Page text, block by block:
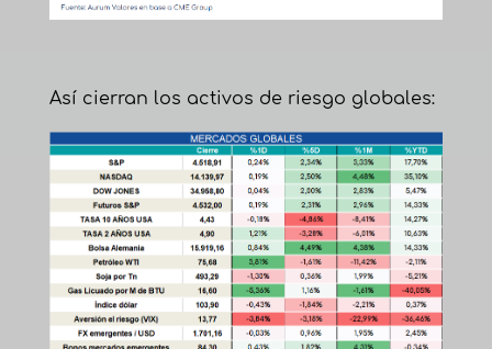
Así cierran los activos de riesgo globales: